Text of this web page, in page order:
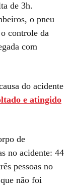
de 3h.
o pneu
controle da
com
do acidente
e atingido
de
no acidente: 44
pessoas no
não foi